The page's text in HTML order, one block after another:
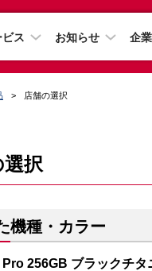
ス お知らせ 企
店舗の選択
選択
機種・カラー
256GB ブラックチタ